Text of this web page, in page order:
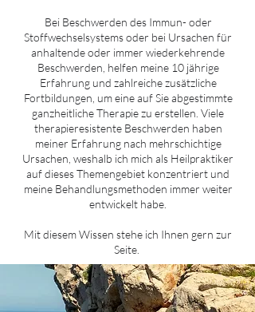
Bei Beschwerden des Immun- oder
Stoffwechselsystems oder bei Ursachen für
anhaltende oder immer wiederkehrende
Beschwerden, helfen meine 10 jährige
Erfahrung und zahlreiche zusätzliche
Fortbildungen, um eine auf Sie abgestimmte
ganzheitliche Therapie zu erstellen. Viele
therapieresistente Beschwerden haben
meiner Erfahrung nach mehrschichtige
Ursachen, weshalb ich mich als Heilpraktiker
auf dieses Themengebiet konzentriert und
meine Behandlungsmethoden immer weiter
entwickelt habe.
Mit diesem Wissen stehe ich Ihnen gern zur
Seite.